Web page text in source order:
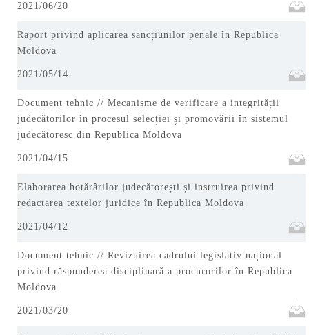
2021/06/20
Raport privind aplicarea sancțiunilor penale în Republica
Moldova
2021/05/14
Document tehnic // Mecanisme de verificare a integrității
judecătorilor în procesul selecției și promovării în sistemul
judecătoresc din Republica Moldova
2021/04/15
Elaborarea hotărârilor judecătorești și instruirea privind
redactarea textelor juridice în Republica Moldova
2021/04/12
Document tehnic // Revizuirea cadrului legislativ național
privind răspunderea disciplinară a procurorilor în Republica
Moldova
2021/03/20